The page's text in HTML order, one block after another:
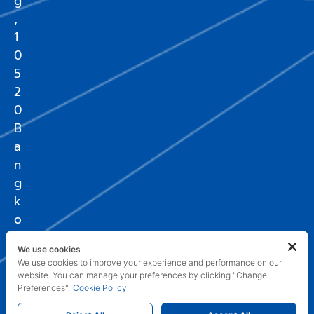
,
1
0
5
2
0
B
a
n
g
k
o
We use cookies
We use cookies to improve your experience and performance on our
website. You can manage your preferences by clicking "Change
Preferences". Cookie Policy